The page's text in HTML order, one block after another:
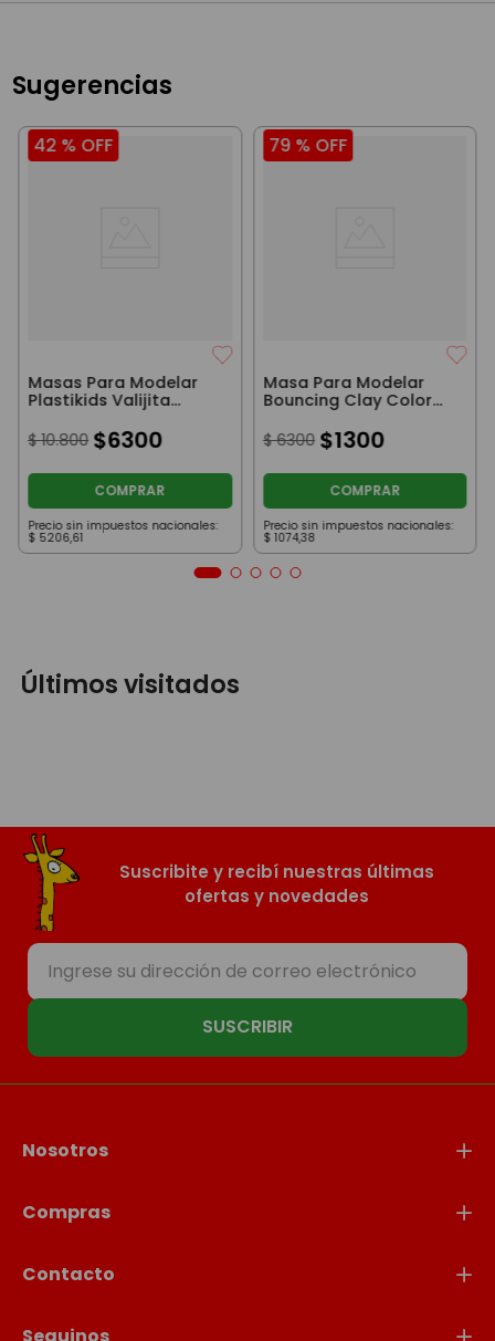
Sugerencias
42 % OFF
Masas Para Modelar
Plastikids Valijita
$ 10.800 $6300
COMPRAR
Precio sin impuestos nacionales:
$ 5206,61
79 % OFF
Masa Para Modelar
Bouncing Clay Color
$ 6300 $1300
COMPRAR
Precio sin impuestos nacionales:
$ 1074,38
Últimos visitados
Suscribite y recibí nuestras últimas
ofertas y novedades
SUSCRIBIR
Nosotros
Compras
Contacto
Seguinos